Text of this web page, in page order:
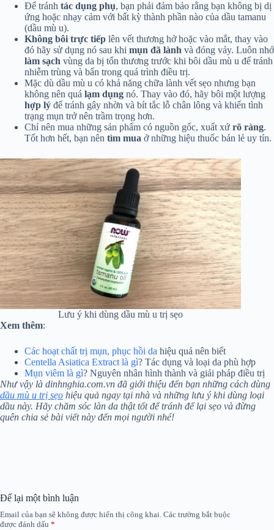
Để tránh tác dụng phụ, bạn phải đảm bảo rằng bạn không bị dị
ứng hoặc nhạy cảm với bất kỳ thành phần nào của dầu tamanu
(dầu mù u).
Không bôi trực tiếp lên vết thương hở hoặc vào mắt, thay vào
đó hãy sử dụng nó sau khi mụn đã lành và đóng vảy. Luôn nhớ
làm sạch vùng da bị tổn thương trước khi bôi dầu mù u để tránh
nhiễm trùng và bẩn trong quá trình điều trị.
Mặc dù dầu mù u có khả năng chữa lành vết sẹo nhưng bạn
không nên quá lạm dụng nó. Thay vào đó, hãy bôi một lượng
hợp lý để tránh gây nhờn và bít tắc lỗ chân lông và khiến tình
trạng mụn trở nên trầm trọng hơn.
Chỉ nên mua những sản phẩm có nguồn gốc, xuất xứ rõ ràng.
Tốt hơn hết, bạn nên tìm mua ở những hiệu thuốc bán lẻ uy tín.
Lưu ý khi dùng dầu mù u trị sẹo
Xem thêm:
Các hoạt chất trị mụn, phục hồi da hiệu quả nên biết
Centella Asiatica Extract là gì? Tác dụng và loại da phù hợp
Mụn viêm là gì? Nguyên nhân hình thành và giải pháp điều trị
Như vậy là dinhnghia.com.vn đã giới thiệu đến bạn những cách dùng
dầu mù u trị sẹo hiệu quả ngay tại nhà và những lưu ý khi dùng loại
dầu này. Hãy chăm sóc làn da thật tốt để tránh để lại sẹo và đừng
quên chia sẻ bài viết này đến mọi người nhé!
Để lại một bình luận
Email của bạn sẽ không được hiển thị công khai. Các trường bắt buộc
được đánh dấu *